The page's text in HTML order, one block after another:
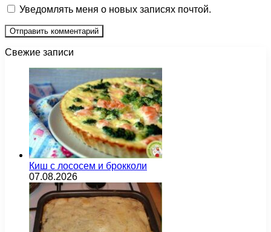
Уведомлять меня о новых записях почтой.
Свежие записи
Киш с лососем и брокколи
07.08.2026